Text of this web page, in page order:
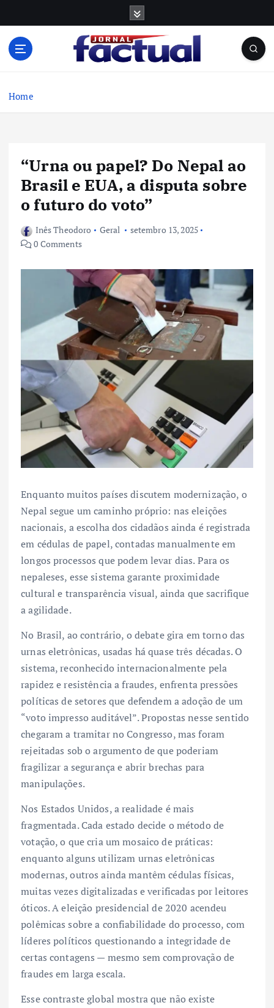
Home
“Urna ou papel? Do Nepal ao
Brasil e EUA, a disputa sobre
o futuro do voto”
Inês Theodoro Geral
setembro 13, 2025
0 Comments
Enquanto muitos países discutem modernização, o
Nepal segue um caminho próprio: nas eleições
nacionais, a escolha dos cidadãos ainda é registrada
em cédulas de papel, contadas manualmente em
longos processos que podem levar dias. Para os
nepaleses, esse sistema garante proximidade
cultural e transparência visual, ainda que sacrifique
a agilidade.
No Brasil, ao contrário, o debate gira em torno das
urnas eletrônicas, usadas há quase três décadas. O
sistema, reconhecido internacionalmente pela
rapidez e resistência a fraudes, enfrenta pressões
políticas de setores que defendem a adoção de um
“voto impresso auditável”. Propostas nesse sentido
chegaram a tramitar no Congresso, mas foram
rejeitadas sob o argumento de que poderiam
fragilizar a segurança e abrir brechas para
manipulações.
Nos Estados Unidos, a realidade é mais
fragmentada. Cada estado decide o método de
votação, o que cria um mosaico de práticas:
enquanto alguns utilizam urnas eletrônicas
modernas, outros ainda mantêm cédulas físicas,
muitas vezes digitalizadas e verificadas por leitores
óticos. A eleição presidencial de 2020 acendeu
polêmicas sobre a confiabilidade do processo, com
líderes políticos questionando a integridade de
certas contagens — mesmo sem comprovação de
fraudes em larga escala.
Esse contraste global mostra que não existe